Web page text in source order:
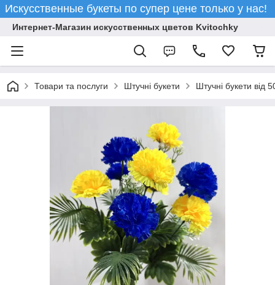
Искусственные букеты по супер цене только у нас!
Интернет-Магазин искусственных цветов Kvitochky
Товари та послуги Штучні букети Штучні букети від